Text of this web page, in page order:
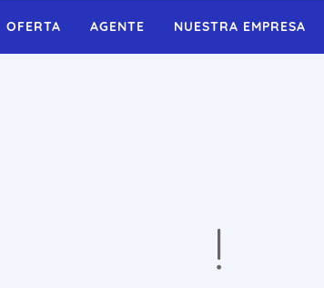
OFERTA AGENTE NUESTRA EMPRESA